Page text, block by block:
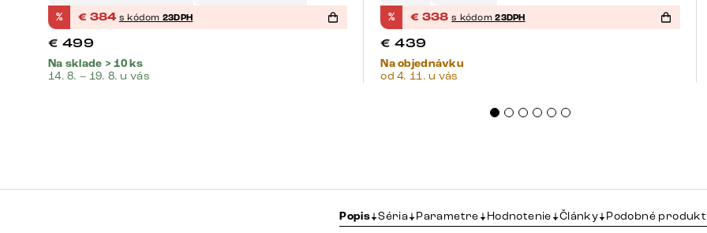
% € 384 s kódom 23DPH
€ 499
Na sklade > 10 ks
14. 8. – 19. 8. u vás
% € 338 s kódom23DPH
€ 439
Na objednávku
od 4. 11. u vás
Popis Séria Parametre Hodnotenie Články Podobné